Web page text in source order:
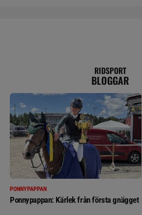
RIDSPORT
BLOGGAR
PONNYPAPPAN
Ponnypappan: Kärlek från första gnägget